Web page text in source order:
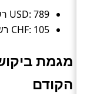
USD: 789 רשומות (כ־88%).
CHF: 105 רשומות (כ־12%).
מגמת
הקודם